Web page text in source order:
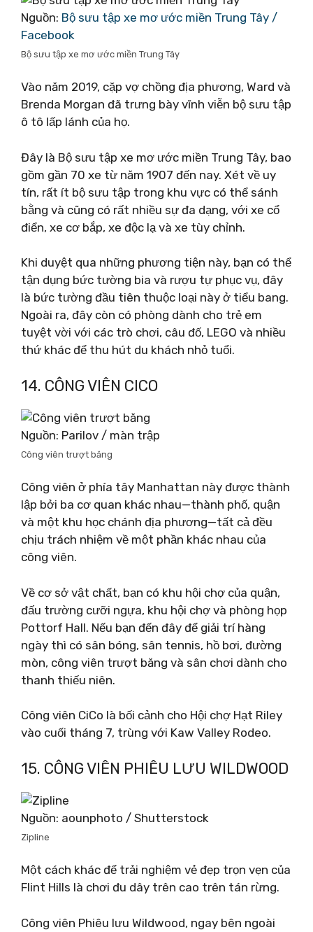
Nguồn: Bộ sưu tập xe mơ ước miền Trung Tây /
Facebook
Bộ sưu tập xe mơ ước miền Trung Tây
Vào năm 2019, cặp vợ chồng địa phương, Ward và
Brenda Morgan đã trưng bày vĩnh viễn bộ sưu tập
ô tô lấp lánh của họ.
Đây là Bộ sưu tập xe mơ ước miền Trung Tây, bao
gồm gần 70 xe từ năm 1907 đến nay. Xét về uy
tín, rất ít bộ sưu tập trong khu vực có thể sánh
bằng và cũng có rất nhiều sự đa dạng, với xe cổ
điển, xe cơ bắp, xe độc ​​lạ và xe tùy chỉnh.
Khi duyệt qua những phương tiện này, bạn có thể
tận dụng bức tường bia và rượu tự phục vụ, đây
là bức tường đầu tiên thuộc loại này ở tiểu bang.
Ngoài ra, đây còn có phòng dành cho trẻ em
tuyệt vời với các trò chơi, câu đố, LEGO và nhiều
thứ khác để thu hút du khách nhỏ tuổi.
14. CÔNG VIÊN CICO
Nguồn: Parilov / màn trập
Công viên trượt băng
Công viên ở phía tây Manhattan này được thành
lập bởi ba cơ quan khác nhau—thành phố, quận
và một khu học chánh địa phương—tất cả đều
chịu trách nhiệm về một phần khác nhau của
công viên.
Về cơ sở vật chất, bạn có khu hội chợ của quận,
đấu trường cưỡi ngựa, khu hội chợ và phòng họp
Pottorf Hall. Nếu bạn đến đây để giải trí hàng
ngày thì có sân bóng, sân tennis, hồ bơi, đường
mòn, công viên trượt băng và sân chơi dành cho
thanh thiếu niên.
Công viên CiCo là bối cảnh cho Hội chợ Hạt Riley
vào cuối tháng 7, trùng với Kaw Valley Rodeo.
15. CÔNG VIÊN PHIÊU LƯU WILDWOOD
Nguồn: aounphoto / Shutterstock
Zipline
Một cách khác để trải nghiệm vẻ đẹp trọn vẹn của
Flint Hills là chơi đu dây trên cao trên tán rừng.
Công viên Phiêu lưu Wildwood, ngay bên ngoài